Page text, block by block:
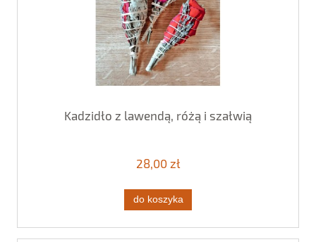
Kadzidło z lawendą, różą i szałwią
28,00 zł
do koszyka